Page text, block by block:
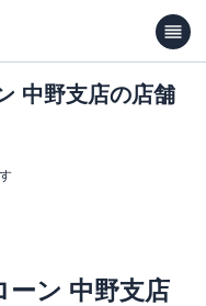
中野支店の店舗
ーン 中野支店